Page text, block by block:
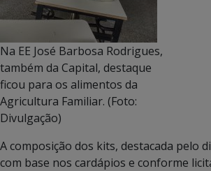
Na EE José Barbosa Rodrigues,
também da Capital, destaque
ficou para os alimentos da
Agricultura Familiar. (Foto:
Divulgação)
A composição dos kits, destacada pelo
com base nos cardápios e conforme